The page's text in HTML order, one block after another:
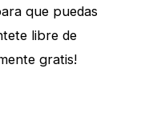
que puedas
libre de
gratis!